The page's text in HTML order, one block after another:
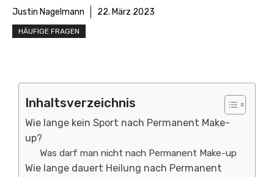
Justin Nagelmann 22. März 2023
HÄUFIGE FRAGEN
Inhaltsverzeichnis
Wie lange kein Sport nach Permanent Make-
up?
Was darf man nicht nach Permanent Make-up
Wie lange dauert Heilung nach Permanent